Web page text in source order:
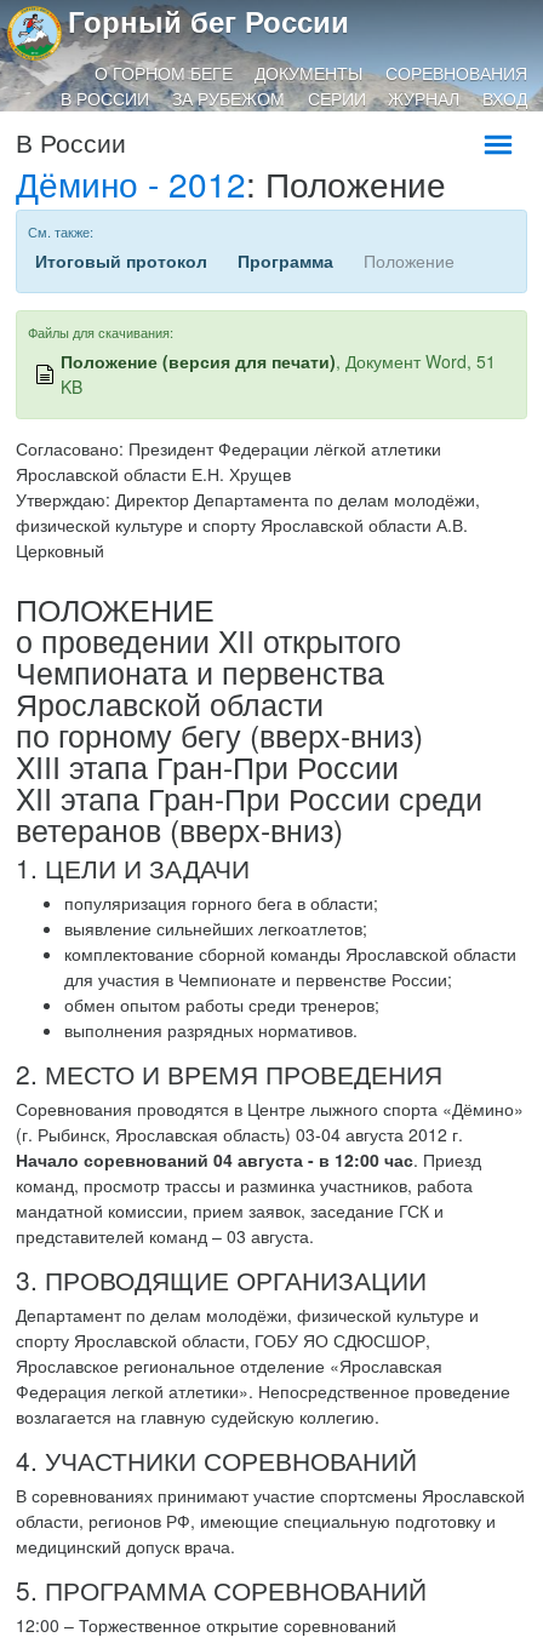
Горный бег России
О ГОРНОМ БЕГЕ ДОКУМЕНТЫ
СОРЕВНОВАНИЯ
В РОССИИ
ЗА РУБЕЖОМ СЕРИИ ЖУРНАЛ ВХОД
В России
Дёмино - 2012: Положение
См. также:
Итоговый протокол Программа Положение
Файлы для скачивания:
Положение (версия для печати), Документ Word, 51
KB
Согласовано: Президент Федерации лёгкой атлетики
Ярославской области Е.Н. Хрущев
Утверждаю: Директор Департамента по делам молодёжи,
физической культуре и спорту Ярославской области А.В.
Церковный
ПОЛОЖЕНИЕ
о проведении XII открытого
Чемпионата и первенства
Ярославской области
по горному бегу (вверх-вниз)
XIII этапа Гран-При России
XII этапа Гран-При России среди
ветеранов (вверх-вниз)
1. ЦЕЛИ И ЗАДАЧИ
популяризация горного бега в области;
выявление сильнейших легкоатлетов;
комплектование сборной команды Ярославской области
для участия в Чемпионате и первенстве России;
обмен опытом работы среди тренеров;
выполнения разрядных нормативов.
2. МЕСТО И ВРЕМЯ ПРОВЕДЕНИЯ
Соревнования проводятся в Центре лыжного спорта «Дёмино»
(г. Рыбинск, Ярославская область) 03-04 августа 2012 г.
Начало соревнований 04 августа - в 12:00 час. Приезд
команд, просмотр трассы и разминка участников, работа
мандатной комиссии, прием заявок, заседание ГСК и
представителей команд – 03 августа.
3. ПРОВОДЯЩИЕ ОРГАНИЗАЦИИ
Департамент по делам молодёжи, физической культуре и
спорту Ярославской области, ГОБУ ЯО СДЮСШОР,
Ярославское региональное отделение «Ярославская
Федерация легкой атлетики». Непосредственное проведение
возлагается на главную судейскую коллегию.
4. УЧАСТНИКИ СОРЕВНОВАНИЙ
В соревнованиях принимают участие спортсмены Ярославской
области, регионов РФ, имеющие специальную подготовку и
медицинский допуск врача.
5. ПРОГРАММА СОРЕВНОВАНИЙ
12:00 – Торжественное открытие соревнований